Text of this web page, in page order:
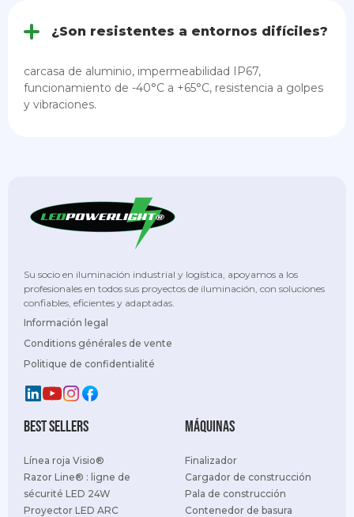
¿Son resistentes a entornos difíciles?
carcasa de aluminio, impermeabilidad IP67,
funcionamiento de -40°C a +65°C, resistencia a golpes
y vibraciones.
Su socio en iluminación industrial y logística, apoyamos a los
profesionales en todos sus proyectos de iluminación, con soluciones
confiables, eficientes y adaptadas.
Información legal
Conditions générales de vente
Politique de confidentialité
best sellers
Línea roja Visio®
Razor Line® : ligne de
sécurité LED 24W
Proyector LED ARC
Máquinas
Finalizador
Cargador de construcción
Pala de construcción
Contenedor de basura